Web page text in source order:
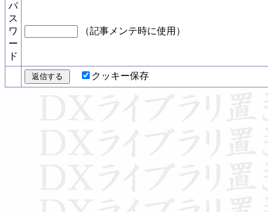
パ
ス
ワ
ー
ド
（記事メンテ時に使用）
クッキー保存